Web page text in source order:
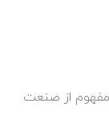
از صنعت